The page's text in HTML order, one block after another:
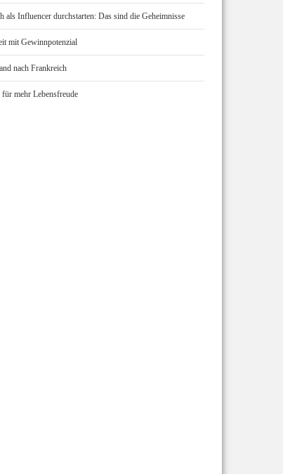
als Influencer durchstarten: Das sind die Geheimnisse
mit Gewinnpotenzial
nach Frankreich
für mehr Lebensfreude